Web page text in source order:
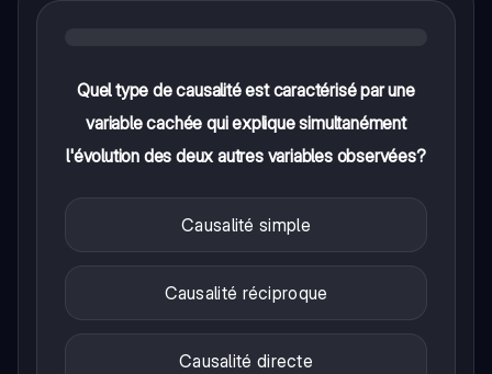
Quel type de causalité est caractérisé par une
variable cachée qui explique simultanément
l'évolution des deux autres variables observées?
Causalité simple
Causalité réciproque
Causalité directe